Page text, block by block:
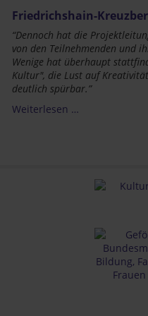
Friedrichshain-
“Dennoch hat die
von den Teilnehmenden und
Wenige hat überhaupt
Kultur", die Lust auf
deutlich spürbar.”
Weiterlesen …